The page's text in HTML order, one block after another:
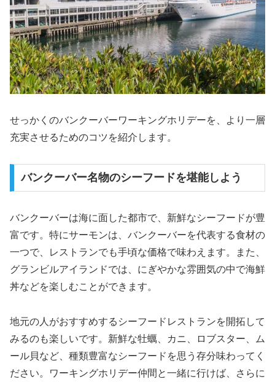
せっかくのバンクーバーワーキングホリデーを、より一層
充実させるためのコツを紹介します。
バンクーバー名物のシーフードを堪能しよう
バンクーバーは海に面した都市で、新鮮なシーフードが豊
富です。特にサーモンは、バンクーバーを代表する食材の
一つで、レストランでも手頃な価格で味わえます。また、
グランビルアイランドでは、にぎやかな雰囲気の中で海鮮
丼などを楽しむことができます。
地元の人がおすすめするシーフードレストランを開拓して
みるのも楽しいです。新鮮な牡蠣、カニ、ロブスター、ム
ール貝など、種類豊富なシーフードを思う存分味わってく
ださい。ワーキングホリデー仲間と一緒に行けば、さらに